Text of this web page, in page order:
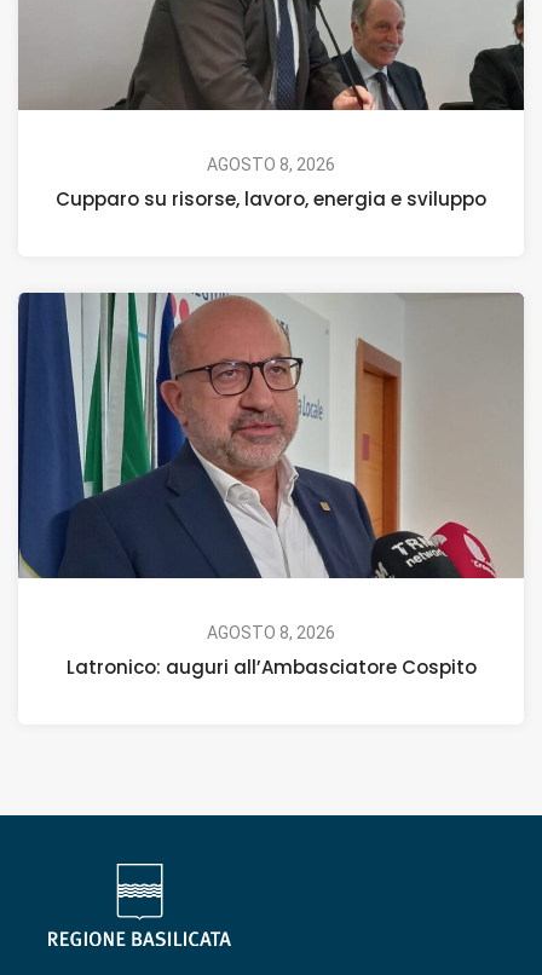
AGOSTO 8, 2026
Cupparo su risorse, lavoro, energia e sviluppo
AGOSTO 8, 2026
Latronico: auguri all’Ambasciatore Cospito